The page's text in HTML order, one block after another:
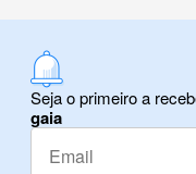
Seja o primeiro a
gaia